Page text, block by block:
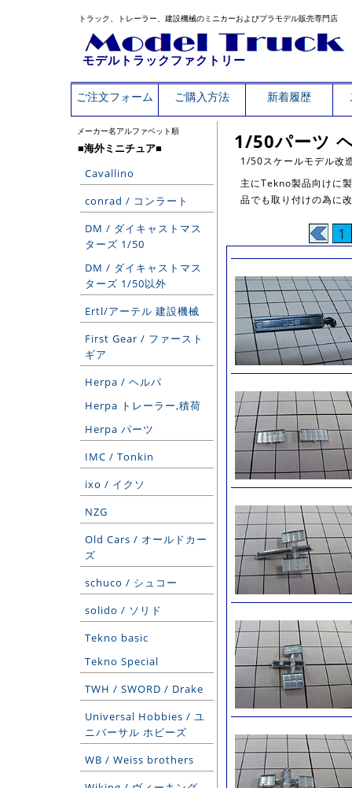
トラック、トレーラー、建設機械のミニカーおよびプラモデル販売専門店
モデルトラックファクトリー
ご注文フォーム ご購入方法 新着履歴
メーカー名アルファベット順
■海外ミニチュア■
Cavallino
conrad / コンラート
DM / ダイキャストマス
ターズ 1/50
DM / ダイキャストマス
ターズ 1/50以外
Ertl/アーテル 建設機械
First Gear / ファースト
ギア
Herpa / ヘルパ
Herpa トレーラー,積荷
Herpa パーツ
IMC / Tonkin
ixo / イクソ
NZG
Old Cars / オールドカー
ズ
schuco / シュコー
solido / ソリド
Tekno basic
Tekno Special
TWH / SWORD / Drake
Universal Hobbies / ユ
ニバーサル ホビーズ
WB / Weiss brothers
1/50パーツ
1/50スケールモデル改
主にTekno製品向けに
品でも取り付けの為に
1